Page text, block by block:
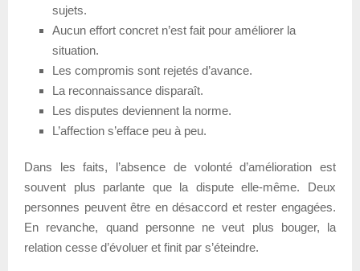
sujets.
Aucun effort concret n’est fait pour améliorer la
situation.
Les compromis sont rejetés d’avance.
La reconnaissance disparaît.
Les disputes deviennent la norme.
L’affection s’efface peu à peu.
Dans les faits, l’absence de volonté d’amélioration est
souvent plus parlante que la dispute elle-même. Deux
personnes peuvent être en désaccord et rester engagées.
En revanche, quand personne ne veut plus bouger, la
relation cesse d’évoluer et finit par s’éteindre.